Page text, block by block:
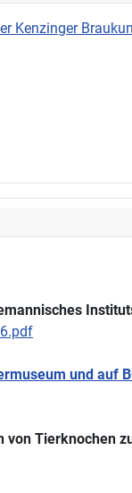
Kenzinger
und auf
Tierknochen